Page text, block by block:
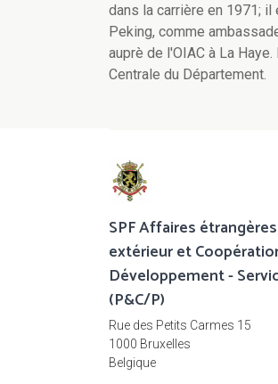
dans la carrière en 1971;
Peking, comme
auprè de l'OIAC à La
Centrale du Département.
SPF Affaires
extérieur et
Développement -
(P&C/P)
Rue des Petits Carmes 15
1000 Bruxelles
Belgique